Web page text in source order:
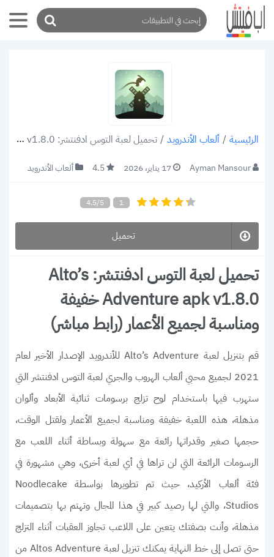
الرئيسية / ألعاب الأندرويد / تحميل لعبة التوس ادفنتشر: Alto’s Adventure apk v1.8.0 خفيفة ومناسبة لجميع الأعمار (رابط مباشر)
Ayman Mansour 17 يناير، 2026 4.5 ألعاب الأندرويد
4.5/5 1
تحميل
تحميل لعبة التوس ادفنتشر: Alto’s
Adventure apk v1.8.0 خفيفة
ومناسبة لجميع الأعمار (رابط مباشر)
قم بتنزيل لعبة Alto’s Adventure للأندرويد الإصدار الأخير لعام
2021 لجميع محبي ألعاب الهروب والجري لعبة التوس ادفنتشر التي
ستهرب فيها باستخدام لوح تزلج برسومات ثنائية الأبعاد وألوان
مذهلة، هذه اللعبة خفيفة ومناسبة لجميع الأعمار ولقتل الوقت،
حجمها صغير وقدراتها رائعة مع سهولة وبساطة أثناء اللعب مع
الرسومات الرائعة التي لن تراها في أي لعبة أخرى، وهي مشهورة في
فئة ألعاب الأركيد، حيث تم تطويرها بواسطة Noodlecake
Studios، والتي لها رصيد كبير في هذا المجال وتهتم بها بتصميمات
مذهلة، وأنت بصفتك يتعين على اللاعب تجاوز العقبات أثناء التزلج
حتى تصل إلى خط النهاية يمكنك تنزيل لعبة Altos Adventure من